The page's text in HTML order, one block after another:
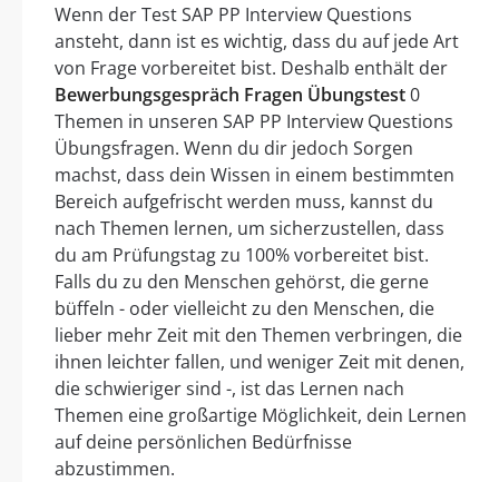
Wenn der Test SAP PP Interview Questions
ansteht, dann ist es wichtig, dass du auf jede Art
von Frage vorbereitet bist. Deshalb enthält der
Bewerbungsgespräch Fragen Übungstest0
Themen in unseren SAP PP Interview Questions
Übungsfragen. Wenn du dir jedoch Sorgen
machst, dass dein Wissen in einem bestimmten
Bereich aufgefrischt werden muss, kannst du
nach Themen lernen, um sicherzustellen, dass
du am Prüfungstag zu 100% vorbereitet bist.
Falls du zu den Menschen gehörst, die gerne
büffeln - oder vielleicht zu den Menschen, die
lieber mehr Zeit mit den Themen verbringen, die
ihnen leichter fallen, und weniger Zeit mit denen,
die schwieriger sind -, ist das Lernen nach
Themen eine großartige Möglichkeit, dein Lernen
auf deine persönlichen Bedürfnisse
abzustimmen.